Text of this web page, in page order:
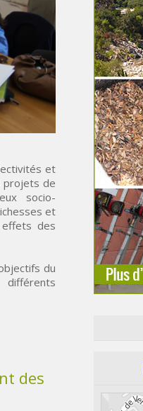
et
projets de
socio-
et
effets des
du
des